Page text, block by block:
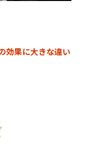
効果に大きな違い